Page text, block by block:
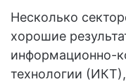
Несколько
хорошие
информационно-
технологии